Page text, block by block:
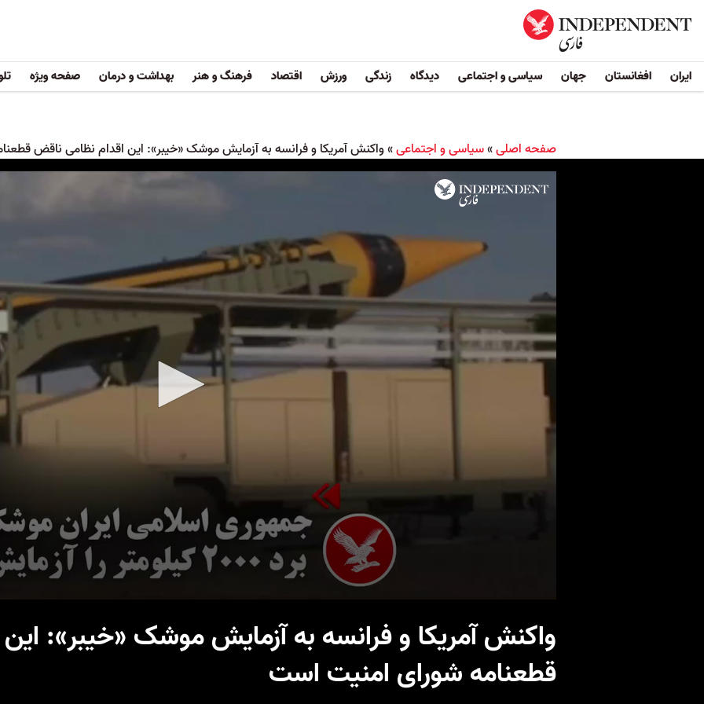
ایران افغانستان جهان سیاسی و اجتماعی دیدگاه زندگی ورزش اقتصاد فرهنگ و هنر بهداشت و درمان صفحه ویژه
صفحه اصلی»سیاسی و اجتماعی»واکنش آمریکا و فرانسه به آزمایش موشک «خیبر»: این اقدام نظامی ناقض
واکنش آمریکا و فرانسه به آزمایش موشک «خیبر»:
قطعنامه شورای امنیت است